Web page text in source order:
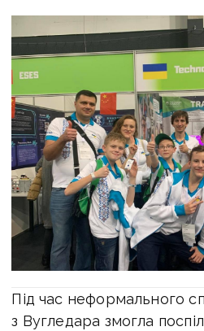
Під час неформального
з Вугледара змогла